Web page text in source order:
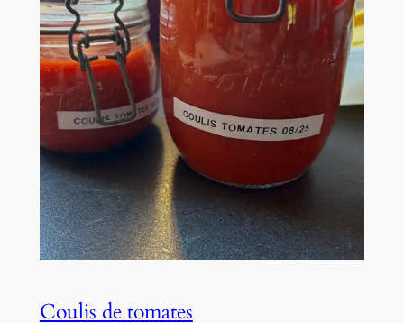
Coulis de tomates